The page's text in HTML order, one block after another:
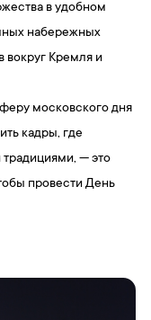
в удобном
набережных
вокруг Кремля и
московского дня
кадры, где
— это
провести День